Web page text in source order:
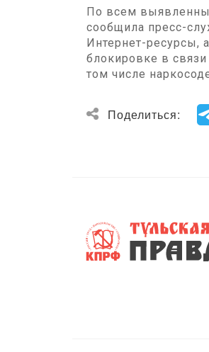
По всем
сообщила пресс-
Интернет-ресурсы,
блокировке в
том числе
Поделиться: